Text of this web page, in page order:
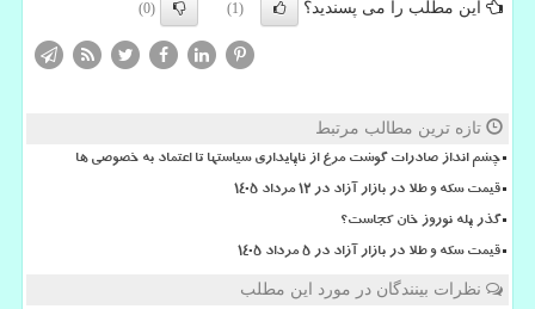
این مطلب را می پسندید؟ (1)
(0)
تازه ترین مطالب مرتبط
چشم انداز صادرات گوشت مرغ از ناپایداری سیاستها تا اعتماد به خصوصی ها
قیمت سکه و طلا در بازار آزاد در ۱۲ مرداد ۱۴۰۵
گذر پله نوروز خان کجاست؟
قیمت سکه و طلا در بازار آزاد در ۵ مرداد ۱۴۰۵
نظرات بینندگان در مورد این مطلب